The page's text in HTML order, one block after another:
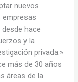
nuevos
empresas
hace
y la
privada.»
más de 30 años
áreas de la